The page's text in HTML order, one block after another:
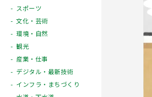
スポーツ
文化・芸術
環境・自然
観光
産業・仕事
デジタル・最新技術
インフラ・まちづくり